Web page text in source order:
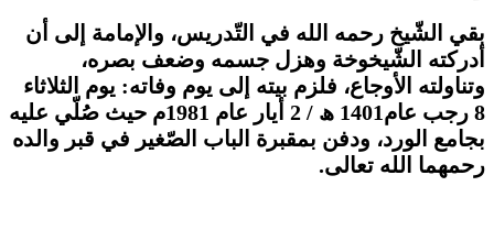
بقي الشّيخ رحمه الله في التّدريس، والإمامة إلى أن
أدركته الشّيخوخة وهزل جسمه وضعف بصره،
وتناولته الأوجاع، فلزم بيته إلى يوم وفاته: يوم الثلاثاء
8 رجب عام1401 ھ / 2 أيار عام 1981م حيث صُلّي عليه
بجامع الورد، ودفن بمقبرة الباب الصّغير في قبر والده
رحمهما الله تعالى.